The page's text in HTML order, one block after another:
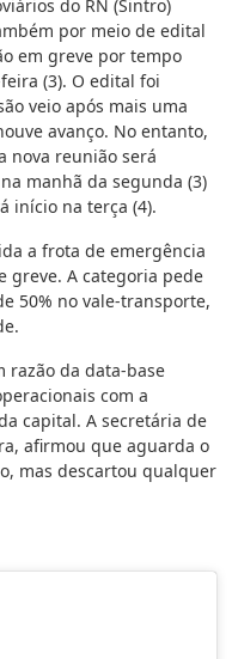
do RN (Sintro)
por meio de edital
em greve por tempo
(3). O edital foi
veio após mais uma
avanço. No entanto,
nova reunião será
manhã da segunda (3)
início na terça (4).
a frota de emergência
greve. A categoria pede
50% no vale-transporte,
razão da data-base
com a
capital. A secretária de
afirmou que aguarda o
mas descartou qualquer